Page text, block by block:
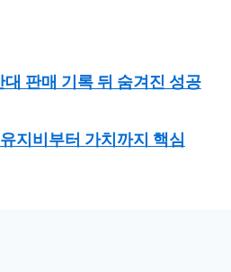
판매 기록 뒤 숨겨진 성공
지비부터 가치까지 핵심